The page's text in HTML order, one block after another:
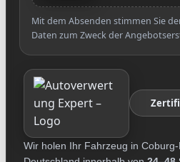
Mit dem Absenden stimmen Sie
Daten zum Zweck der
Wir holen Ihr Fahrzeug in